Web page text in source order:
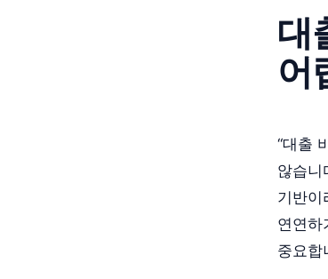
대
어
“대출
않습니
기반이
연연하
중요합